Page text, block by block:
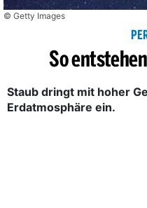
© Getty Images
So
Staub dringt mit hoher
Erdatmosphäre ein.